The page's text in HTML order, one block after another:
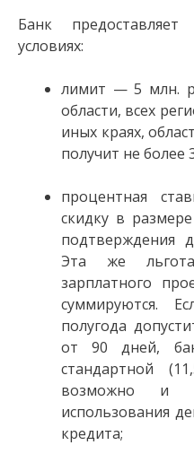
Банк
условиях:
лимит — 5 млн.
области, всех
иных краях,
получит не более
процентная
скидку в
подтверждения
Эта же льгота
зарплатного
суммируются.
полугода
от 90 дней,
стандартной
возможно и
использования
кредита;